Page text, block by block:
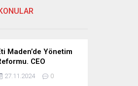
Maden’de Yönetim
CEO
Kadro /
İşçilik Ayrımı
27.11.2024 0